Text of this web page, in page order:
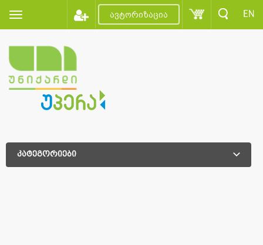
ავტორიზაცია EN
კატეგორიები